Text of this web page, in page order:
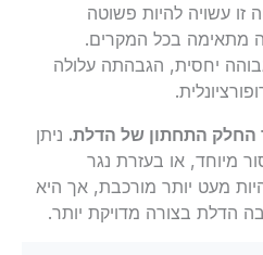
להיות פשוטה
בכל המקרים.
יחסית, הגבהתה עלולה
התחתון של הדלת.ניתן
או בעזרת נגר
מעט יותר מורכבת, אך היא
בצורה מדויקת יותר.